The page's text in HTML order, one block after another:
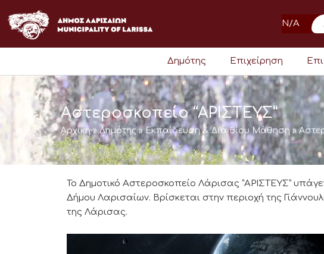
στο
περιεχόμενο
N/A
Δημότης Επιχείρηση
Αστεροσκοπείο “ΑΡΙΣΤΕΥΣ”
Αρχική»Δημότης» Εκπαίδευση & Δια Βίου Μάθηση»
Το Δημοτικό Αστεροσκοπείο Λάρισας “ΑΡΙΣΤΕΥΣ”
Δήμου Λαρισαίων. Βρίσκεται στην περιοχή της
της Λάρισας.